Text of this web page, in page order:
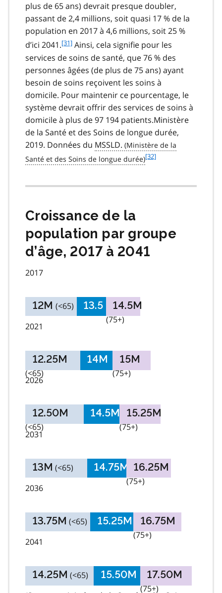
plus de 65 ans) devrait presque doubler,
passant de 2,4 millions, soit quasi 17 % de la
population en 2017 à 4,6 millions, soit 25 %
d’ici 2041.f
o
o
t
n
o
t
3
1
[31] Ainsi, cela signifie pour les
services de soins de santé, que 76 % des
personnes âgées (de plus de 75 ans) ayant
besoin de soins reçoivent les soins à
domicile. Pour maintenir ce pourcentage, le
système devrait offrir des services de soins à
domicile à plus de 97 194 patients.Ministère
de la Santé et des Soins de longue durée,
2019. Données du MSSLD.
f
t
e
3
2
[32]
Croissance de la
population par groupe
d’âge, 2017 à 2041
2017
12M (<65) 13.5
(65 to
14.5M
(75+)
2021
12.25M
(<65)
14M
(65 to
15M
(75+)
2026
12.50M
(<65)
14.5M
(65 to 74)
15.25M
(75+)
2031
13M (<65) 14.75M
(65 to 74)
16.25M
(75+)
2036
13.75M (<65) 15.25M
(65 to 74)
16.75M
(75+)
2041
14.25M (<65) 15.50M
(65 to 74)
17.50M
(75+)